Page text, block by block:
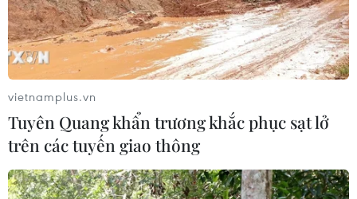
vietnamplus.vn
Tuyên Quang khẩn trương khắc phục sạt lở
trên các tuyến giao thông